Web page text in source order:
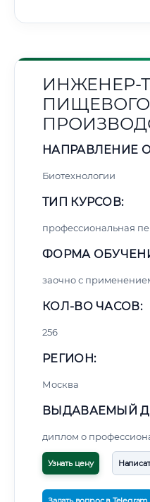
ИНЖЕНЕР-
ПИЩЕВОГО
НАПРАВЛЕНИЕ
Биотехнологии
ТИП КУРСОВ:
профессиональная
ФОРМА
заочно с
КОЛ-ВО ЧАСОВ:
256
РЕГИОН:
Москва
ВЫДАВАЕМЫЙ
диплом о
Узнать цену